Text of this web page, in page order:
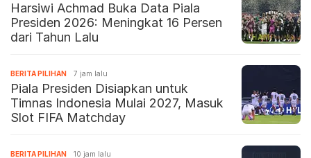
Harsiwi Achmad Buka Data Piala
Presiden 2026: Meningkat 16 Persen
dari Tahun Lalu
BERITA PILIHAN 7 jam lalu
Piala Presiden Disiapkan untuk
Timnas Indonesia Mulai 2027, Masuk
Slot FIFA Matchday
BERITA PILIHAN 10 jam lalu